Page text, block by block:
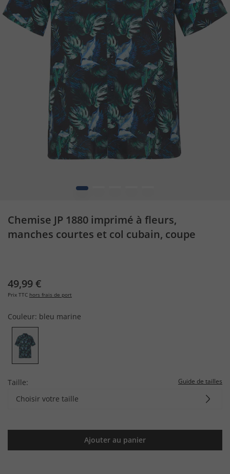
1
Chemise JP 1880 imprimé à fleurs,
manches courtes et col cubain, coupe
49,99 €
Prix TTC hors frais de port
Couleur: bleu marine
Taille: Guide de tailles
Choisir votre taille
Ajouter au panier